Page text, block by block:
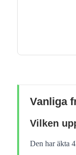
Vanliga
Vilken
Den har äkta